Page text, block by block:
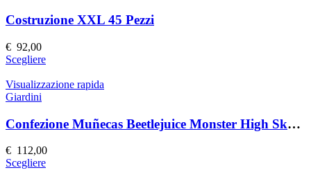
Le
scelte
nella
pagina
prodotto
Costruzione XXL 45 Pezzi
€ 92,00
ScegliereQuesto
ha
Le
opzioni
possono
scelte
Visualizzazione rapida
Giardini
Confezione Muñecas Beetlejuice Monster High Skullector
€ 112,00
ScegliereQuesto